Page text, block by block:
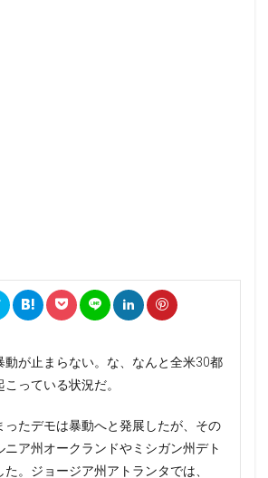
動が止まらない。な、なんと全米30都
っている状況だ。
ったデモは暴動へと発展したが、その
ニア州オークランドやミシガン州デト
。ジョージア州アトランタでは、